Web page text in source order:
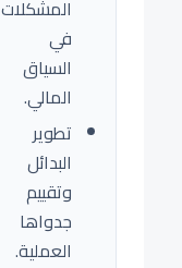
المشكلات
في
السياق
المالي.
تطوير
البدائل
وتقييم
جدواها
العملية.